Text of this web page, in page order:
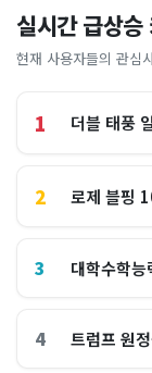
실시간 급상승
현재 사용자들의 관심
1 더블 태풍
2 로제 블핑
3 대학수학능
4 트럼프 원